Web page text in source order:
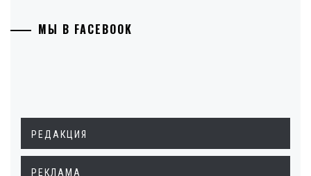
МЫ В FACEBOOK
РЕДАКЦИЯ
РЕКЛАМА